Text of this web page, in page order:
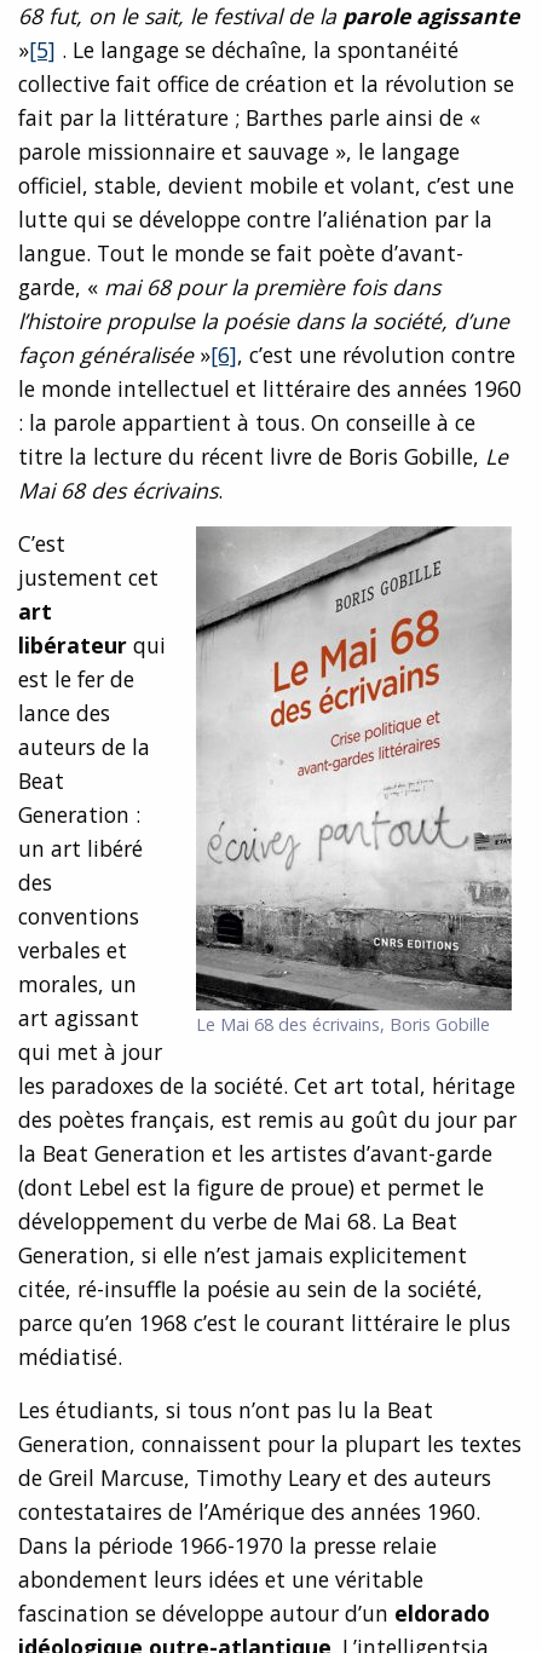
68 fut, on le sait, le festival de la parole agissante
»[5] . Le langage se déchaîne, la spontanéité
collective fait office de création et la révolution se
fait par la littérature ; Barthes parle ainsi de «
parole missionnaire et sauvage », le langage
officiel, stable, devient mobile et volant, c’est une
lutte qui se développe contre l’aliénation par la
langue. Tout le monde se fait poète d’avant-
garde, « mai 68 pour la première fois dans
l’histoire propulse la poésie dans la société, d’une
façon généralisée»[6], c’est une révolution contre
le monde intellectuel et littéraire des années 1960
: la parole appartient à tous. On conseille à ce
titre la lecture du récent livre de Boris Gobille, Le
Mai 68 des écrivains.
Le Mai 68 des écrivains, Boris Gobille
C’est
justement cet
art
libérateur qui
est le fer de
lance des
auteurs de la
Beat
Generation :
un art libéré
des
conventions
verbales et
morales, un
art agissant
qui met à jour
les paradoxes de la société. Cet art total, héritage
des poètes français, est remis au goût du jour par
la Beat Generation et les artistes d’avant-garde
(dont Lebel est la figure de proue) et permet le
développement du verbe de Mai 68. La Beat
Generation, si elle n’est jamais explicitement
citée, ré-insuffle la poésie au sein de la société,
parce qu’en 1968 c’est le courant littéraire le plus
médiatisé.
Les étudiants, si tous n’ont pas lu la Beat
Generation, connaissent pour la plupart les textes
de Greil Marcuse, Timothy Leary et des auteurs
contestataires de l’Amérique des années 1960.
Dans la période 1966-1970 la presse relaie
abondement leurs idées et une véritable
fascination se développe autour d’un eldorado